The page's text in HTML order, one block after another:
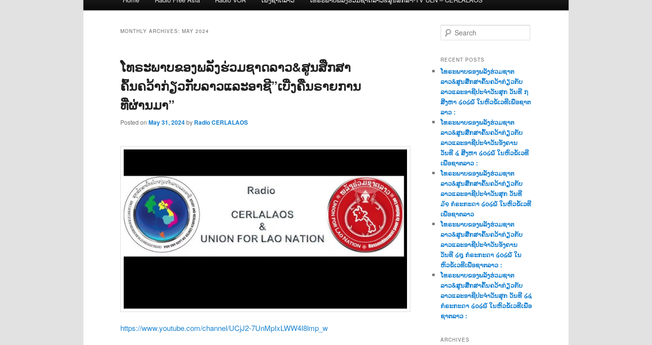
MONTHLY ARCHIVES: MAY 2024
ໂທຣະພາບຂອງພລັງຮ່ວມຊາດລາວ&ສູນສືກສາ
ຄົ້ນຄວ້າກ່ຽວກັບລາວແລະອາຊີ”ເບີ່ງຄືນຣາຍການ
ທີ່ຜ່ານມາ”
Posted on May 31, 2024by Radio CERLALAOS
https://www.youtube.com/channel/UCjJ2-7UnMpIxLWW4I8lmp_w
e
r
c
h
RECENT POSTS
ໂທຣະພາບຂອງພລັງຮ່ວມຊາຕ
ລາວ&ສູນສືກສາຄົ້ນຄວ້າກ່ຽວກັບ
ລາວແລະອາຊີປະຈຳວັນສຸກ ວັນທີ ໗
ສີງຫາ ໒໐໒໖ ໃນຫົວຂໍ້ເວທີເພື່ອຊາຕ
ລາວ :
ໂທຣະພາບຂອງພລັງຮ່ວມຊາຕ
ລາວ&ສູນສືກສາຄົ້ນຄວ້າກ່ຽວກັບ
ລາວແລະອາຊີປະຈຳວັນອັງຄານ
ວັນທີ ໔ ສີງຫາ ໒໐໒໖ ໃນຫົວຂໍ້ເວທີ
ເພື່ອຊາຕລາວ :
ໂທຣະພາບຂອງພລັງຮ່ວມຊາຕ
ລາວ&ສູນສືກສາຄົ້ນຄວ້າກ່ຽວກັບ
ລາວແລະອາຊີປະຈຳວັນສຸກ ວັນທີ
໓໑ ກໍຣະກະດາ ໒໐໒໖ ໃນຫົວຂໍ້ເວທີ
ເພື່ອຊາຕລາວ
ໂທຣະພາບຂອງພລັງຮ່ວມຊາຕ
ລາວ&ສູນສືກສາຄົ້ນຄວ້າກ່ຽວກັບ
ລາວແລະອາຊີປະຈຳວັນອັງຄານ
ວັນທີ ໒໘ ກໍຣະກະດາ ໒໐໒໖ ໃນ
ຫົວຂໍ້ເວທີເພື່ອຊາຕລາວ :
ໂທຣະພາບຂອງພລັງຮ່ວມຊາຕ
ລາວ&ສູນສືກສາຄົ້ນຄວ້າກ່ຽວກັບ
ລາວແລະອາຊີປະຈຳວັນສຸກ ວັນທີ ໒໔
ກໍຣະກະດາ ໒໐໒໖ ໃນຫົວຂໍ້ເວທີເພື່ອ
ຊາຕລາວ :
ARCHIVES